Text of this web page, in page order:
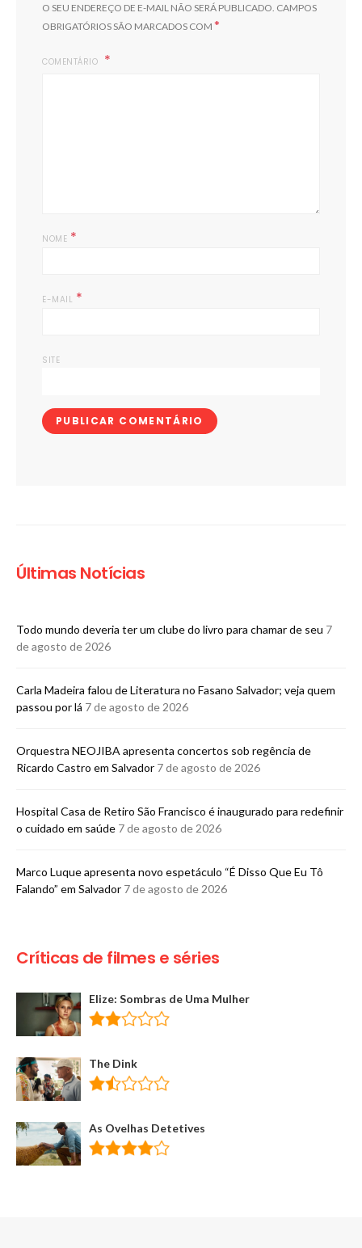
O SEU ENDEREÇO DE E-MAIL NÃO SERÁ PUBLICADO. CAMPOS
OBRIGATÓRIOS SÃO MARCADOS COM *
COMENTÁRIO
NOME *
E-MAIL *
SITE
Últimas Notícias
Todo mundo deveria ter um clube do livro para chamar de seu 7
de agosto de 2026
Carla Madeira falou de Literatura no Fasano Salvador; veja quem
passou por lá 7 de agosto de 2026
Orquestra NEOJIBA apresenta concertos sob regência de
Ricardo Castro em Salvador 7 de agosto de 2026
Hospital Casa de Retiro São Francisco é inaugurado para redefinir
o cuidado em saúde 7 de agosto de 2026
Marco Luque apresenta novo espetáculo “É Disso Que Eu Tô
Falando” em Salvador 7 de agosto de 2026
Críticas de filmes e séries
Elize: Sombras de Uma Mulher
The Dink
As Ovelhas Detetives